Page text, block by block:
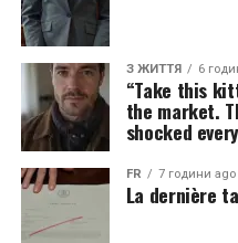
З ЖИТТЯ 6
“Take this
the market.
shocked
FR 7 години ago
La dernière